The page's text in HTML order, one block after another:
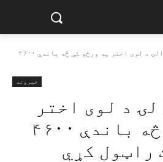
کابل ښاروالۍ د لوی اختر په ورځو کې څه باندې ۴۶۰۰
خبرونه
د لوی اختر
په ورځو کې څه باندې ۴۶۰۰
راټول کړي